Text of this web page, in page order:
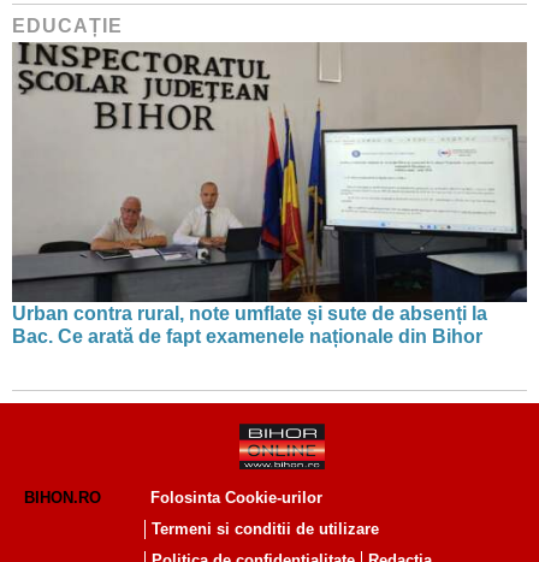
EDUCAȚIE
Urban contra rural, note umflate și sute de absenți la
Bac. Ce arată de fapt examenele naționale din Bihor
BIHON.RO
Folosinta Cookie-urilor
Termeni si conditii de utilizare